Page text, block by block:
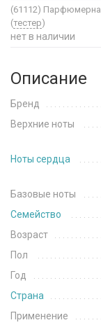
(61112)
(тестер)
нет в наличии
Описание
Бренд
Верхние ноты
Ноты сердца
Базовые ноты
Семейство
Возраст
Пол
Год
Страна
Применение